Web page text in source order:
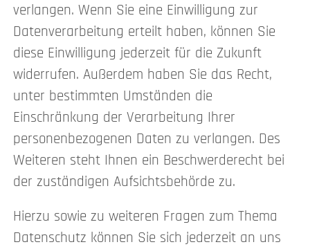
verlangen. Wenn Sie eine Einwilligung zur
Datenverarbeitung erteilt haben, können Sie
diese Einwilligung jederzeit für die Zukunft
widerrufen. Außerdem haben Sie das Recht,
unter bestimmten Umständen die
Einschränkung der Verarbeitung Ihrer
personenbezogenen Daten zu verlangen. Des
Weiteren steht Ihnen ein Beschwerderecht bei
der zuständigen Aufsichtsbehörde zu.
Hierzu sowie zu weiteren Fragen zum Thema
Datenschutz können Sie sich jederzeit an uns